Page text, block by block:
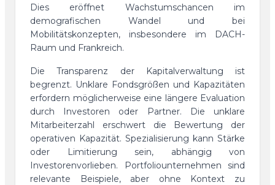
Dies eröffnet Wachstumschancen im
demografischen Wandel und bei
Mobilitätskonzepten, insbesondere im DACH-
Raum und Frankreich.
Die Transparenz der Kapitalverwaltung ist
begrenzt. Unklare Fondsgrößen und Kapazitäten
erfordern möglicherweise eine längere Evaluation
durch Investoren oder Partner. Die unklare
Mitarbeiterzahl erschwert die Bewertung der
operativen Kapazität. Spezialisierung kann Stärke
oder Limitierung sein, abhängig von
Investorenvorlieben. Portfoliounternehmen sind
relevante Beispiele, aber ohne Kontext zu